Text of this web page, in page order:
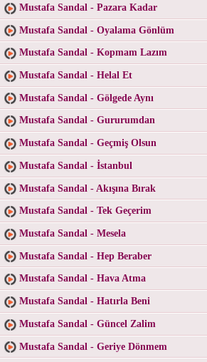
Mustafa Sandal - Pazara Kadar
Mustafa Sandal - Oyalama Gönlüm
Mustafa Sandal - Kopmam Lazım
Mustafa Sandal - Helal Et
Mustafa Sandal - Gölgede Aynı
Mustafa Sandal - Gururumdan
Mustafa Sandal - Geçmiş Olsun
Mustafa Sandal - İstanbul
Mustafa Sandal - Akışına Bırak
Mustafa Sandal - Tek Geçerim
Mustafa Sandal - Mesela
Mustafa Sandal - Hep Beraber
Mustafa Sandal - Hava Atma
Mustafa Sandal - Hatırla Beni
Mustafa Sandal - Güncel Zalim
Mustafa Sandal - Geriye Dönmem